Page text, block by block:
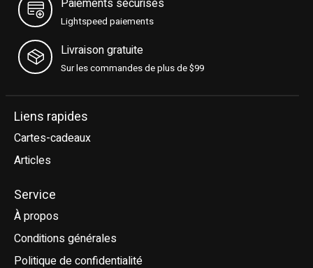
Paiements sécurisés
Lightspeed paiements
Livraison gratuite
Sur les commandes de plus de $99
Liens rapides
Cartes-cadeaux
Articles
Service
À propos
Conditions générales
Politique de confidentialité